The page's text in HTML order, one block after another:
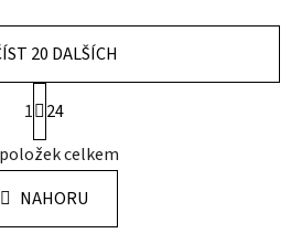
O
v
á
d
20 DALŠÍCH
S
t
r
á
n
k
1
24
celkem
NAHORU